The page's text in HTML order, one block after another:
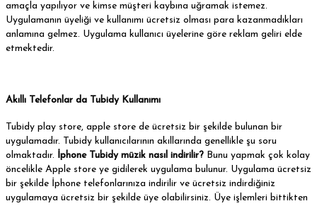
amaçla yapılıyor ve kimse müşteri kaybına uğramak istemez.
Uygulamanın üyeliği ve kullanımı ücretsiz olması para kazanmadıkları
anlamına gelmez. Uygulama kullanıcı üyelerine göre reklam geliri elde
etmektedir.
Akıllı Telefonlar da Tubidy Kullanımı
Tubidy play store, apple store de ücretsiz bir şekilde bulunan bir
uygulamadır. Tubidy kullanıcılarının akıllarında genellikle şu soru
olmaktadır. İphone Tubidy müzik nasıl indirilir? Bunu yapmak çok kolay
öncelikle Apple store ye gidilerek uygulama bulunur. Uygulama ücretsiz
bir şekilde İphone telefonlarınıza indirilir ve ücretsiz indirdiğiniz
uygulamaya ücretsiz bir şekilde üye olabilirsiniz. Üye işlemleri bittikten